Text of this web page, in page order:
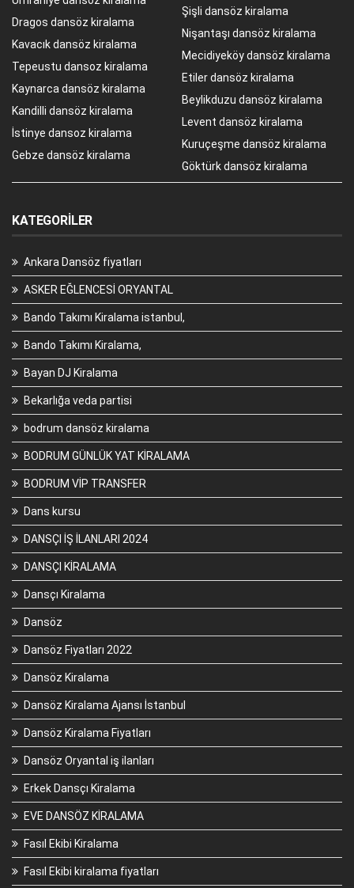
Dragos dansöz kiralama
Kavacık dansöz kiralama
Tepeustu dansoz kiralama
Kaynarca dansöz kiralama
Kandilli dansöz kiralama
İstinye dansoz kiralama
Gebze dansöz kiralama
Şişli dansöz kiralama
Nişantaşı dansöz kiralama
Mecidiyeköy dansöz kiralama
Etiler dansöz kiralama
Beylikduzu dansöz kiralama
Levent dansöz kiralama
Kuruçeşme dansöz kiralama
Göktürk dansöz kiralama
KATEGORILER
Ankara Dansöz fiyatları
ASKER EĞLENCESİ ORYANTAL
Bando Takımı Kiralama istanbul,
Bando Takımı Kiralama,
Bayan DJ Kiralama
Bekarlığa veda partisi
bodrum dansöz kiralama
BODRUM GÜNLÜK YAT KİRALAMA
BODRUM VİP TRANSFER
Dans kursu
DANSÇI İŞ İLANLARI 2024
DANSÇI KİRALAMA
Dansçı Kiralama
Dansöz
Dansöz Fiyatları 2022
Dansöz Kiralama
Dansöz Kiralama Ajansı İstanbul
Dansöz Kiralama Fiyatları
Dansöz Oryantal iş ilanları
Erkek Dansçı Kiralama
EVE DANSÖZ KİRALAMA
Fasıl Ekibi Kiralama
Fasıl Ekibi kiralama fiyatları